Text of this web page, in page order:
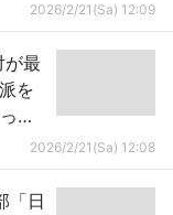
2026/2/21(Sa) 12:09
が最
を
ｗ2026/2/21(Sa) 12:08
「日